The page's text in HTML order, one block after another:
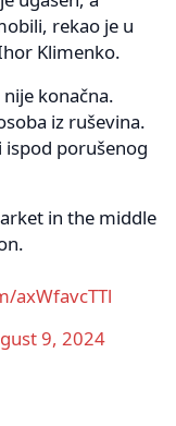
rekao je u
Klimenko.
konačna.
iz ruševina.
ispod porušenog
in the middle
axWfavcTTl
9, 2024